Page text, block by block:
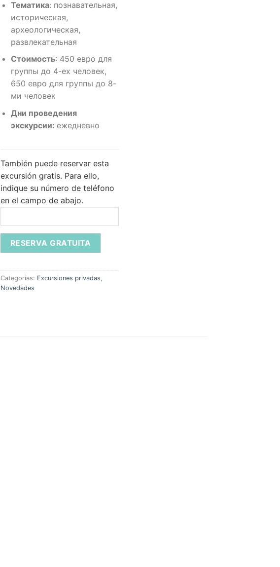
Тематика: познавательная,
историческая,
археологическая,
развлекательная
Стоимость: 450 евро для
группы до 4-ех человек,
650 евро для группы до 8-
ми человек
Дни проведения
экскурсии: ежедневно
También puede reservar esta
excursión gratis. Para ello,
indique su número de teléfono
en el campo de abajo.
Categorías: Excursiones privadas,
Novedades